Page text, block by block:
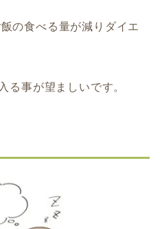
の食べる量が減りダイエ
る事が望ましいです。